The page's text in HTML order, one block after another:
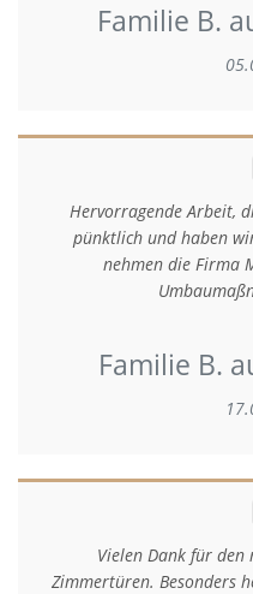
Familie B.
Hervorragende Arbeit,
pünktlich und haben
nehmen die Firma
Familie B.
Vielen Dank für den
Zimmertüren. Besonders